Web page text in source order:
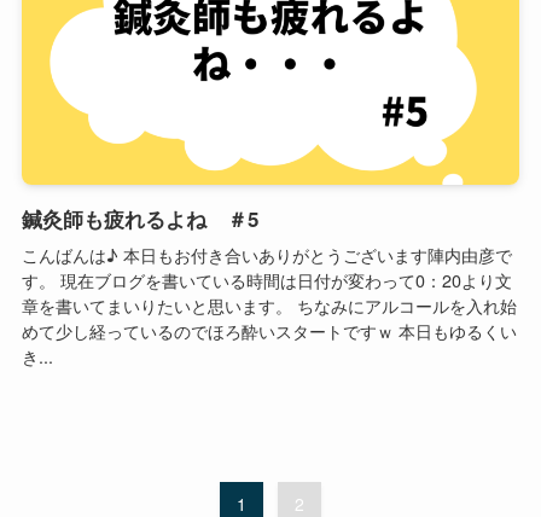
鍼灸師も疲れるよね ＃5
こんばんは♪ 本日もお付き合いありがとうございます陣内由彦で
す。 現在ブログを書いている時間は日付が変わって0：20より文
章を書いてまいりたいと思います。 ちなみにアルコールを入れ始
めて少し経っているのでほろ酔いスタートですｗ 本日もゆるくい
き...
1 2